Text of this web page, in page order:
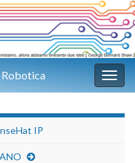
IP